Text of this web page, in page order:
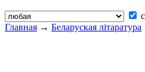
Главная → Беларуская літаратура